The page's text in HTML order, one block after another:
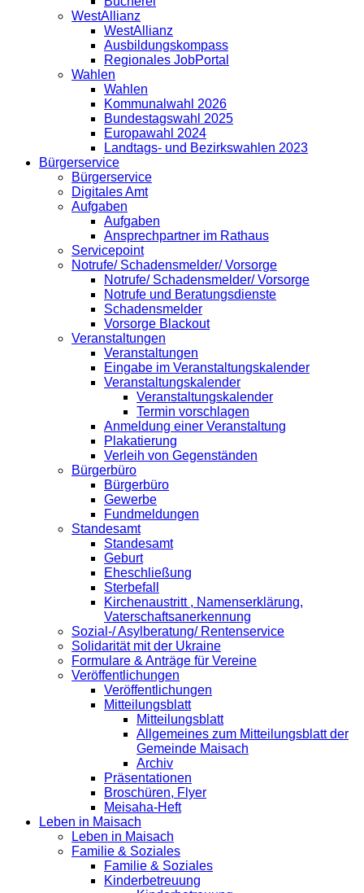
WestAllianz
WestAllianz
Ausbildungskompass
Regionales JobPortal
Wahlen
Wahlen
Kommunalwahl 2026
Bundestagswahl 2025
Europawahl 2024
Landtags- und Bezirkswahlen 2023
Bürgerservice
Bürgerservice
Digitales Amt
Aufgaben
Aufgaben
Ansprechpartner im Rathaus
Servicepoint
Notrufe/ Schadensmelder/ Vorsorge
Notrufe/ Schadensmelder/ Vorsorge
Notrufe und Beratungsdienste
Schadensmelder
Vorsorge Blackout
Veranstaltungen
Veranstaltungen
Eingabe im Veranstaltungskalender
Veranstaltungskalender
Veranstaltungskalender
Termin vorschlagen
Anmeldung einer Veranstaltung
Plakatierung
Verleih von Gegenständen
Bürgerbüro
Bürgerbüro
Gewerbe
Fundmeldungen
Standesamt
Standesamt
Geburt
Eheschließung
Sterbefall
Kirchenaustritt , Namenserklärung,
Vaterschaftsanerkennung
Sozial-/ Asylberatung/ Rentenservice
Solidarität mit der Ukraine
Formulare & Anträge für Vereine
Veröffentlichungen
Veröffentlichungen
Mitteilungsblatt
Mitteilungsblatt
Allgemeines zum Mitteilungsblatt der
Gemeinde Maisach
Archiv
Präsentationen
Broschüren, Flyer
Meisaha-Heft
Leben in Maisach
Leben in Maisach
Familie & Soziales
Familie & Soziales
Kinderbetreuung